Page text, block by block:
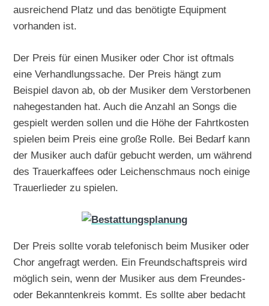
ausreichend Platz und das benötigte Equipment
vorhanden ist.
Der Preis für einen Musiker oder Chor ist oftmals
eine Verhandlungssache. Der Preis hängt zum
Beispiel davon ab, ob der Musiker dem Verstorbenen
nahegestanden hat. Auch die Anzahl an Songs die
gespielt werden sollen und die Höhe der Fahrtkosten
spielen beim Preis eine große Rolle. Bei Bedarf kann
der Musiker auch dafür gebucht werden, um während
des Trauerkaffees oder Leichenschmaus noch einige
Trauerlieder zu spielen.
Der Preis sollte vorab telefonisch beim Musiker oder
Chor angefragt werden. Ein Freundschaftspreis wird
möglich sein, wenn der Musiker aus dem Freundes-
oder Bekanntenkreis kommt. Es sollte aber bedacht